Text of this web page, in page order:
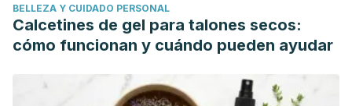
BELLEZA Y CUIDADO PERSONAL
Calcetines de gel para talones secos:
cómo funcionan y cuándo pueden ayudar